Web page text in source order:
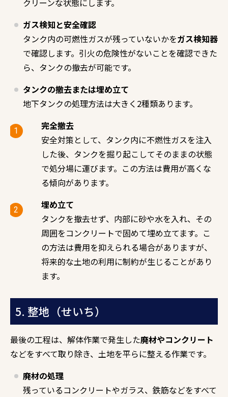
クリーンな状態にします。
ガス検知と安全確認
タンク内の可燃性ガスが残っていないかをガス検知器
で確認します。引火の危険性がないことを確認できた
ら、タンクの撤去が可能です。
タンクの撤去または埋め立て
地下タンクの処理方法は大きく2種類あります。
完全撤去
安全対策として、タンク内に不燃性ガスを注入
した後、タンクを掘り起こしてそのままの状態
で処分場に運びます。この方法は費用が高くな
る傾向があります。
埋め立て
タンクを撤去せず、内部に砂や水を入れ、その
周囲をコンクリートで固めて埋め立てます。こ
の方法は費用を抑えられる場合がありますが、
将来的な土地の利用に制約が生じることがあり
ます。
5. 整地（せいち）
最後の工程は、解体作業で発生した廃材やコンクリート
などをすべて取り除き、土地を平らに整える作業です。
廃材の処理
残っているコンクリートやガラス、鉄筋などをすべて